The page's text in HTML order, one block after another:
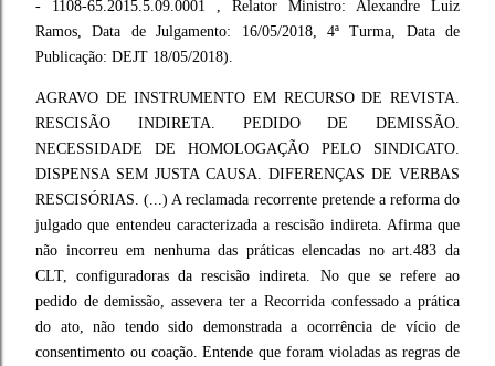
- 1108-65.2015.5.09.0001 , Relator Ministro: Alexandre Luiz
Ramos, Data de Julgamento: 16/05/2018, 4ª Turma, Data de
Publicação: DEJT 18/05/2018).
AGRAVO DE INSTRUMENTO EM RECURSO DE REVISTA.
RESCISÃO INDIRETA. PEDIDO DE DEMISSÃO.
NECESSIDADE DE HOMOLOGAÇÃO PELO SINDICATO.
DISPENSA SEM JUSTA CAUSA. DIFERENÇAS DE VERBAS
RESCISÓRIAS. (...) A reclamada recorrente pretende a reforma do
julgado que entendeu caracterizada a rescisão indireta. Afirma que
não incorreu em nenhuma das práticas elencadas no art.483 da
CLT, configuradoras da rescisão indireta. No que se refere ao
pedido de demissão, assevera ter a Recorrida confessado a prática
do ato, não tendo sido demonstrada a ocorrência de vício de
consentimento ou coação. Entende que foram violadas as regras de